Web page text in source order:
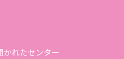
れたセンター